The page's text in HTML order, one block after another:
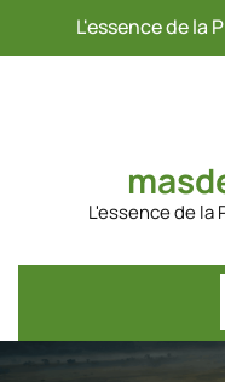
L'essence de la
L'essence de la